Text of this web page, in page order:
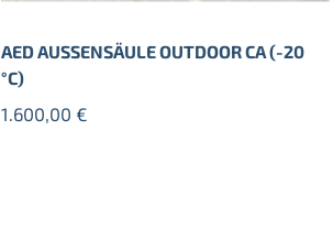
AED AUSSENSÄULE OUTDOOR CA (-20
°C)
1.600,00 €